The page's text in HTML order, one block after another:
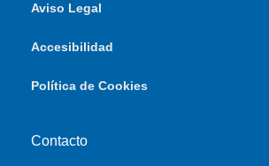
Aviso Legal
Accesibilidad
Política de Cookies
Contacto